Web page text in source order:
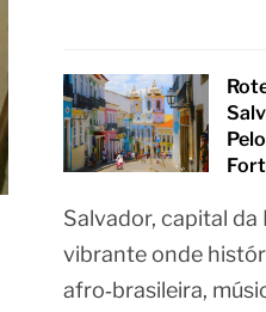
Salvador, capital da
vibrante onde
afro‑brasileira,